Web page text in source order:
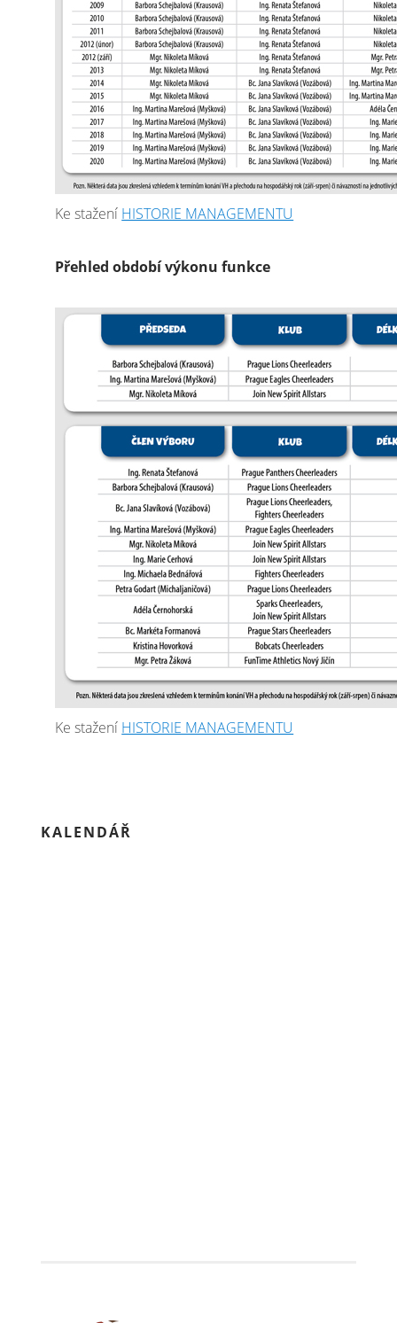
Ke stažení HISTORIE MANAGEMENTU
Přehled období výkonu funkce
Ke stažení HISTORIE MANAGEMENTU
KALENDÁŘ